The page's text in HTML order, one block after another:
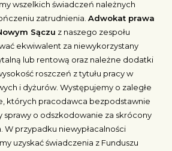
wszelkich świadczeń należnych
zatrudnienia. Adwokat prawa
Sączu z naszego zespołu
ekwiwalent za niewykorzystany
lub rentową oraz należne dodatki
roszczeń z tytułu pracy w
i dyżurów. Występujemy o zaległe
których pracodawca bezpodstawnie
sprawy o odszkodowanie za skrócony
W przypadku niewypłacalności
uzyskać świadczenia z Funduszu